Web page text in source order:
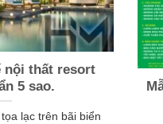
nội thất resort
5 sao.
lạc trên bãi biển